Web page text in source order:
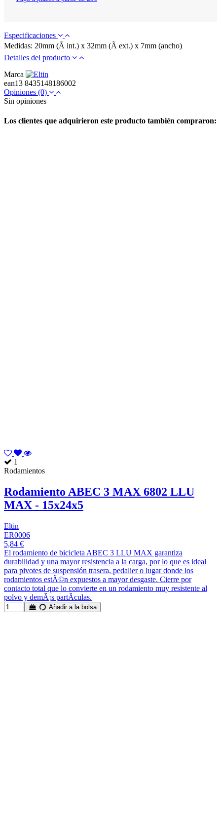
Especificaciones
Medidas: 20mm (Ã int.) x 32mm (Ã ext.) x 7mm (ancho)
Detalles del producto
Marca
ean13 8435148186002
Opiniones (0)
Sin opiniones
Los clientes que adquirieron este producto también compraron:
1
Rodamientos
Rodamiento ABEC 3 MAX 6802 LLU
MAX - 15x24x5
Eltin
ER0006
5,84 €
El rodamiento de bicicleta ABEC 3 LLU MAX garantiza
durabilidad y una mayor resistencia a la carga, por lo que es ideal
para pivotes de suspensión trasera, pedalier o lugar donde los
rodamientos estÃ©n expuestos a mayor desgaste. Cierre por
contacto total que lo convierte en un rodamiento muy resistente al
polvo y demÃ¡s partÃ­culas.
Añadir a la bolsa